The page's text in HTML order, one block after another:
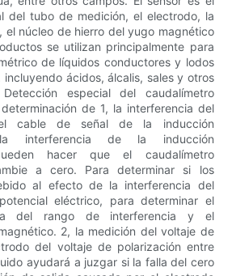
del tubo de medición, el electrodo, la
el núcleo de hierro del yugo magnético
se utilizan principalmente para
de líquidos conductores y lodos
ácidos, álcalis, sales y otros
especial del caudalímetro
de 1, la interferencia del
cable de señal de la inducción
interferencia de la inducción
hacer que el caudalímetro
a cero. Para determinar si los
al efecto de la interferencia del
eléctrico, para determinar el
del rango de interferencia y el
2, la medición del voltaje de
del voltaje de polarización entre
ayudará a juzgar si la falla del cero